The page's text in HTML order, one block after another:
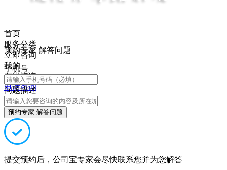
首页
服务分类
立即咨询
我的
在线咨询
电话咨询
预约专家 解答问题
手机号
问题描述
预约专家 解答问题
提交预约后，公司宝专家会尽快联系您并为您解答